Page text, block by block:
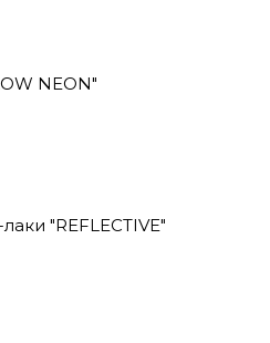
NEON"
"REFLECTIVE"